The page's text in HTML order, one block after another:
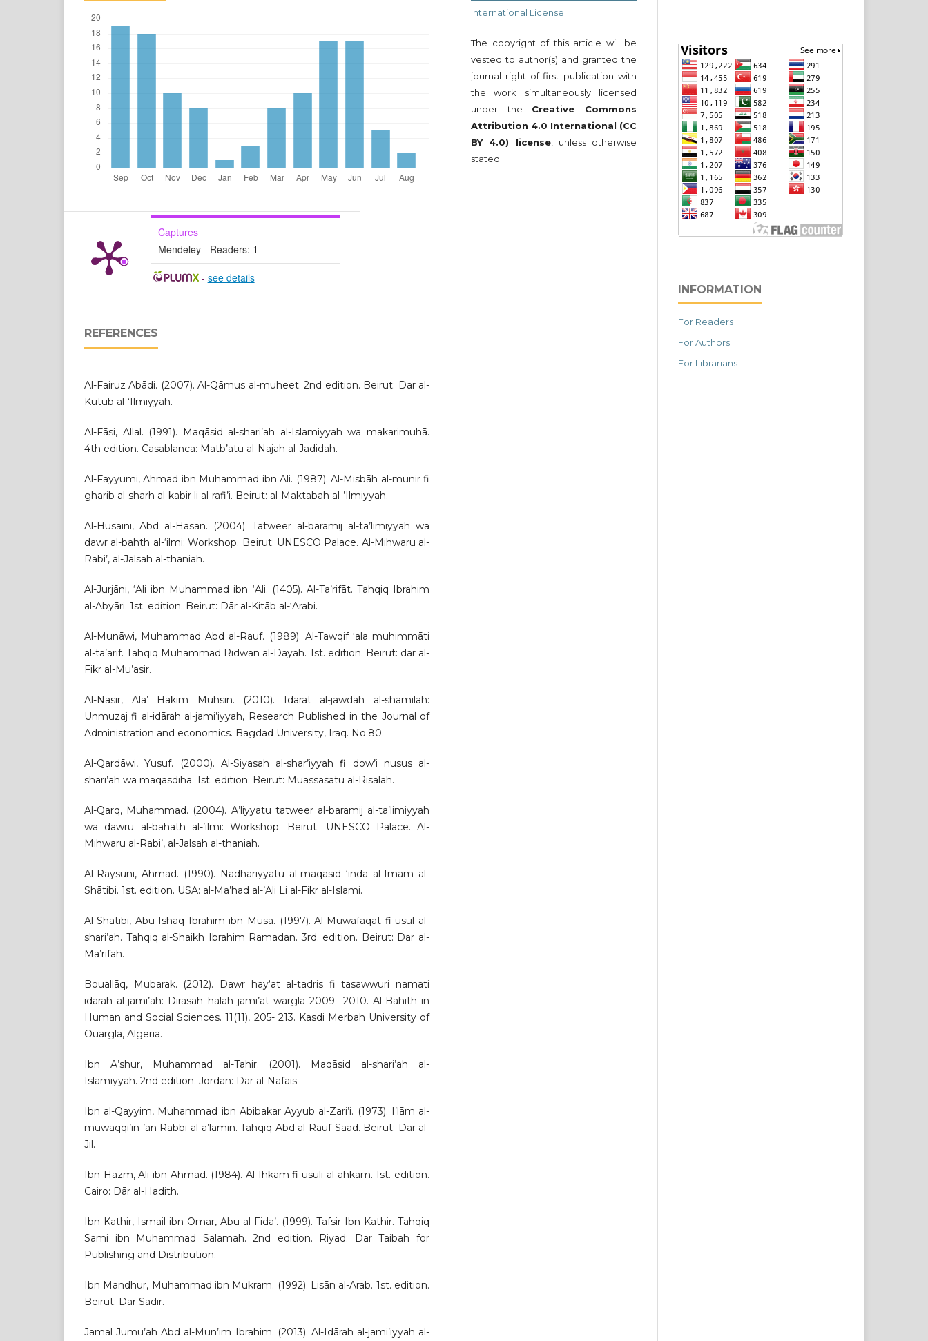
Captures
Mendeley - Readers: 1
- see details
REFERENCES
Al-Fairuz Abādi. (2007). Al-Qāmus al-muheet. 2nd edition. Beirut: Dar al-
Kutub al-‘Ilmiyyah.
Al-Fāsi, Allal. (1991). Maqāsid al-shari’ah al-Islamiyyah wa makarimuhā.
4th edition. Casablanca: Matb’atu al-Najah al-Jadidah.
Al-Fayyumi, Ahmad ibn Muhammad ibn Ali. (1987). Al-Misbāh al-munir fi
gharib al-sharh al-kabir li al-rafi’i. Beirut: al-Maktabah al-’Ilmiyyah.
Al-Husaini, Abd al-Hasan. (2004). Tatweer al-barāmij al-ta’limiyyah wa
dawr al-bahth al-‘ilmi: Workshop. Beirut: UNESCO Palace. Al-Mihwaru al-
Rabi’, al-Jalsah al-thaniah.
Al-Jurjāni, ‘Ali ibn Muhammad ibn ‘Ali. (1405). Al-Ta’rifāt. Tahqiq Ibrahim
al-Abyāri. 1st. edition. Beirut: Dār al-Kitāb al-‘Arabi.
Al-Munāwi, Muhammad Abd al-Rauf. (1989). Al-Tawqif ‘ala muhimmāti
al-ta’arif. Tahqiq Muhammad Ridwan al-Dayah. 1st. edition. Beirut: dar al-
Fikr al-Mu’asir.
Al-Nasir, Ala’ Hakim Muhsin. (2010). Idārat al-jawdah al-shāmilah:
Unmuzaj fi al-idārah al-jami’iyyah, Research Published in the Journal of
Administration and economics. Bagdad University, Iraq. No.80.
Al-Qardāwi, Yusuf. (2000). Al-Siyasah al-shar’iyyah fi dow’i nusus al-
shari’ah wa maqāsdihā. 1st. edition. Beirut: Muassasatu al-Risalah.
Al-Qarq, Muhammad. (2004). A’liyyatu tatweer al-baramij al-ta’limiyyah
wa dawru al-bahath al-’ilmi: Workshop. Beirut: UNESCO Palace. Al-
Mihwaru al-Rabi’, al-Jalsah al-thaniah.
Al-Raysuni, Ahmad. (1990). Nadhariyyatu al-maqāsid ‘inda al-Imām al-
Shātibi. 1st. edition. USA: al-Ma’had al-’Ali Li al-Fikr al-Islami.
Al-Shātibi, Abu Ishāq Ibrahim ibn Musa. (1997). Al-Muwāfaqāt fi usul al-
shari’ah. Tahqiq al-Shaikh Ibrahim Ramadan. 3rd. edition. Beirut: Dar al-
Ma’rifah.
Bouallāq, Mubarak. (2012). Dawr hay‘at al-tadris fi tasawwuri namati
idārah al-jami’ah: Dirasah hālah jami’at wargla 2009- 2010. Al-Bāhith in
Human and Social Sciences. 11(11), 205- 213. Kasdi Merbah University of
Ouargla, Algeria.
Ibn A’shur, Muhammad al-Tahir. (2001). Maqāsid al-shari’ah al-
Islamiyyah. 2nd edition. Jordan: Dar al-Nafais.
Ibn al-Qayyim, Muhammad ibn Abibakar Ayyub al-Zari’i. (1973). I’lām al-
muwaqqi’in ’an Rabbi al-a’lamin. Tahqiq Abd al-Rauf Saad. Beirut: Dar al-
Jil.
Ibn Hazm, Ali ibn Ahmad. (1984). Al-Ihkām fi usuli al-ahkām. 1st. edition.
Cairo: Dār al-Hadith.
Ibn Kathir, Ismail ibn Omar, Abu al-Fida’. (1999). Tafsir Ibn Kathir. Tahqiq
Sami ibn Muhammad Salamah. 2nd edition. Riyad: Dar Taibah for
Publishing and Distribution.
Ibn Mandhur, Muhammad ibn Mukram. (1992). Lisān al-Arab. 1st. edition.
Beirut: Dar Sādir.
Jamal Jumu’ah Abd al-Mun’im Ibrahim. (2013). Al-Idārah al-jami’iyyah al-
International License
The copyright of this article will be
vested to author(s) and granted the
journal right of first publication with
the work simultaneously licensed
under the Creative Commons
Attribution 4.0 International (CC
BY 4.0) license, unless otherwise
stated.
INFORMATION
For Readers
For Authors
For Librarians